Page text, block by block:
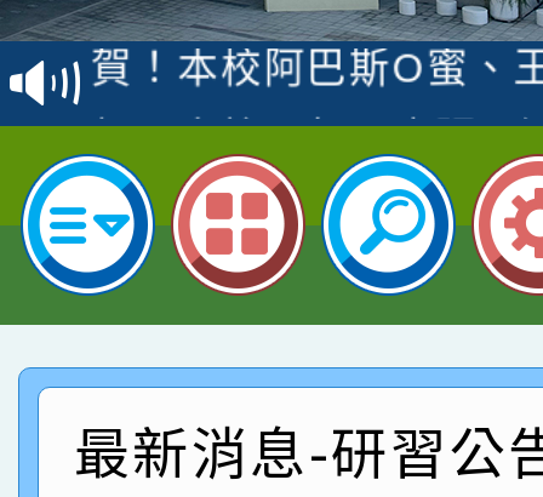
賽 洪綺君教師榮獲社
名
賀！本校阿巴斯O蜜、
倩參加桃園市科展 國
名 指導老師王老師、
賀！本校四年二班張O
園市英語競賽國小朗讀
指導老師林老師
賀！本校參加桃園市中
賽 劉文瑛教師榮獲教
臺灣台語-第二名
賀！本校參與2026世
市賽榮獲科學小創客佳
創客第三名。
賀！本校參加桃園市中
賽 洪綺君教師榮獲社
名
賀！本校阿巴斯O蜜、
倩參加桃園市科展 國
賀！本校四年二班張O
最新消息-研習公